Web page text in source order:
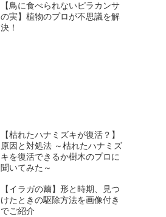
【鳥に食べられないピラカンサ
の実】植物のプロが不思議を解
決！
【枯れたハナミズキが復活？】
原因と対処法 ～枯れたハナミズ
キを復活できるか樹木のプロに
聞いてみた～
【イラガの繭】形と時期、見つ
けたときの駆除方法を画像付き
でご紹介